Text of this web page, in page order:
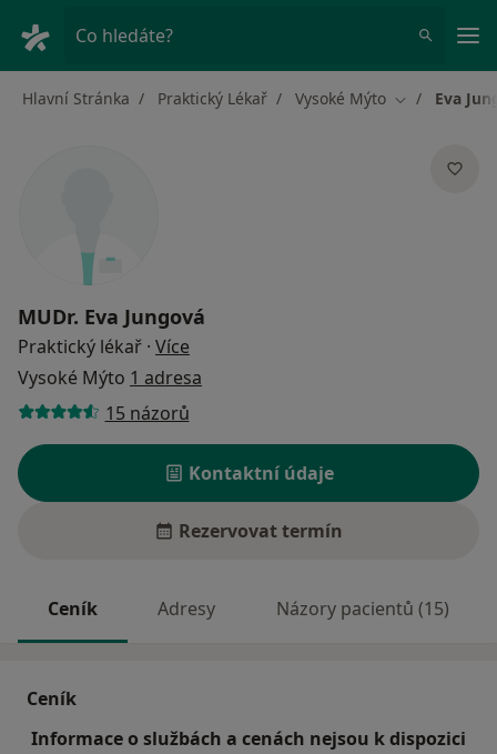
Co hledáte?
Hlavní Stránka Praktický Lékař Vysoké Mýto Změna města
Eva
MUDr. Eva Jungová
Praktický lékař · Více
Vysoké Mýto 1 adresa
15 názorů
Kontaktní údaje
Rezervovat termín
Ceník Adresy Názory pacientů (15)
Ceník
Informace o službách a cenách nejsou k dispozici